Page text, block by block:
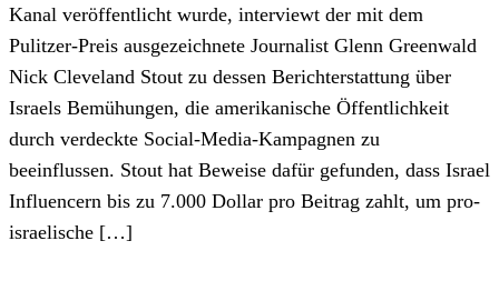
Kanal veröffentlicht wurde, interviewt der mit dem
Pulitzer-Preis ausgezeichnete Journalist Glenn Greenwald
Nick Cleveland Stout zu dessen Berichterstattung über
Israels Bemühungen, die amerikanische Öffentlichkeit
durch verdeckte Social-Media-Kampagnen zu
beeinflussen. Stout hat Beweise dafür gefunden, dass Israel
Influencern bis zu 7.000 Dollar pro Beitrag zahlt, um pro-
israelische […]